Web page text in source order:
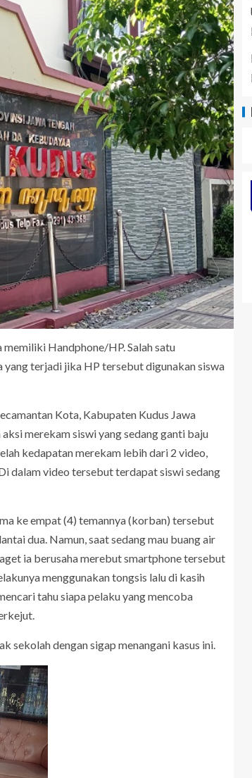
memiliki Handphone/HP. Salah satu
yang terjadi jika HP tersebut digunakan siswa
Kota, Kabupaten Kudus Jawa
merekam siswi yang sedang ganti baju
kedapatan merekam lebih dari 2 video,
dalam video tersebut terdapat siswi sedang
ke empat (4) temannya (korban) tersebut
dua. Namun, saat sedang mau buang air
ia berusaha merebut smartphone tersebut
menggunakan tongsis lalu di kasih
tahu siapa pelaku yang mencoba
sekolah dengan sigap menangani kasus ini.